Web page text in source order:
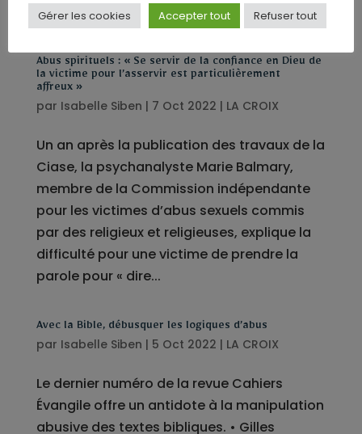
Houdaille et Florence...
Abus spirituels : « Se servir de la confiance en Dieu de
la victime pour l’asservir est particulièrement
affreux »
par Isabelle Siben | 7 Oct 2022 | LA CROIX
Un an après la publication des travaux de la
Ciase, la psychanalyste Marie Balmary,
membre de la Commission indépendante
pour les victimes d’abus sexuels commis
par des religieux et religieuses, explique la
difficulté pour une victime de prendre la
parole pour « dire...
Avec la Bible, débusquer les logiques d’abus
par Isabelle Siben | 5 Oct 2022 | LA CROIX
Le dernier numéro de la revue Cahiers
Évangile offre un antidote à la manipulation
abusive des textes bibliques. • Gilles
Gérer les cookies Accepter tout Refuser tout